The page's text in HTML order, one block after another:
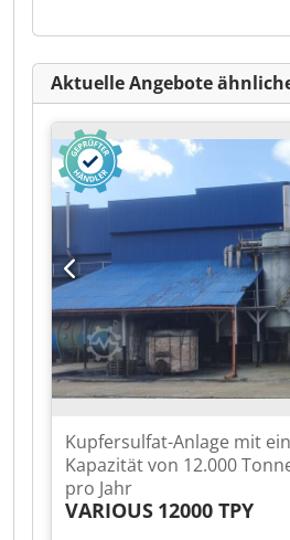
Aktuelle Angebote
Kupfersulfat-Anlage mit
Kapazität von 12.000
pro Jahr
VARIOUS 12000 TPY